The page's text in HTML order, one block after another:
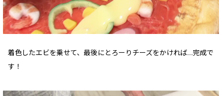
着色したエビを乗せて、最後にとろーりチーズをかければ…完成で
す！